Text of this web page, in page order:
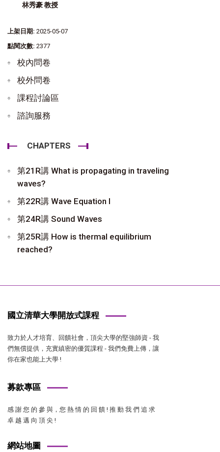
林秀豪 教授
上架日期: 2025-05-07
點閱次數: 2377
校內問卷
校外問卷
課程討論區
諮詢服務
CHAPTERS
第21R講 What is propagating in traveling
waves?
第22R講 Wave Equation I
第24R講 Sound Waves
第25R講 How is thermal equilibrium
reached?
國立清華大學開放式課程
致力於人才培育、回饋社會，頂尖大學的堅強師資 - 我
們無償提供，充實縝密的優質課程 - 我們免費上傳，讓
你在家也能上大學 !
募款專區
感 謝 您 的 參 與，您 熱 情 的 回 饋 ! 推 動 我 們 追 求
卓 越 邁 向 頂 尖 !
網站地圖